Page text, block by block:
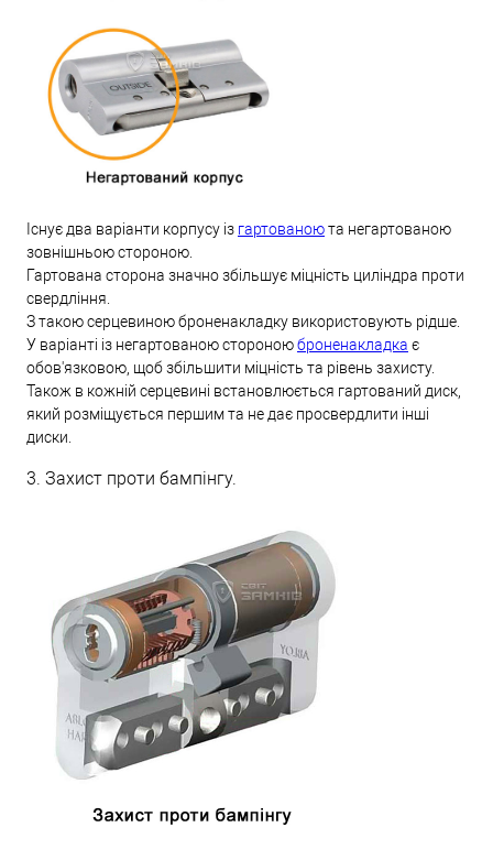
Існує два варіанти корпусу із гартованоюта негартованою
зовнішньою стороною.
Гартована сторона значно збільшує міцність циліндра проти
свердління.
З такою серцевиною броненакладку використовують рідше.
У варіанті із негартованою стороноюброненакладка є
обов'язковою, щоб збільшити міцність та рівень захисту.
Також в кожній серцевині встановлюється гартований диск,
який розміщується першим та не дає просвердлити інші
диски.
3. Захист проти бампінгу.